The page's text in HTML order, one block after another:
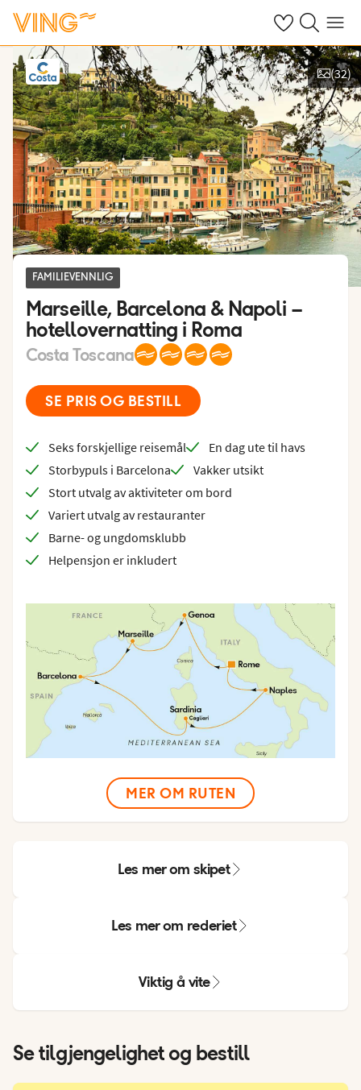
Se dine sparte
Søk påMeny
Vis bilder
(32)
FAMILIEVENNLIG
Marseille, Barcelona & Napoli –
hotellovernatting i Roma
Costa Toscana
SE PRIS OG BESTILL
Seks forskjellige reisemål
En dag ute til havs
Storbypuls i Barcelona
Vakker utsikt
Stort utvalg av aktiviteter om bord
Variert utvalg av restauranter
Barne- og ungdomsklubb
Helpensjon er inkludert
MER OM RUTEN
Les mer om skipet
Les mer om rederiet
Viktig å vite
Se tilgjengelighet og bestill